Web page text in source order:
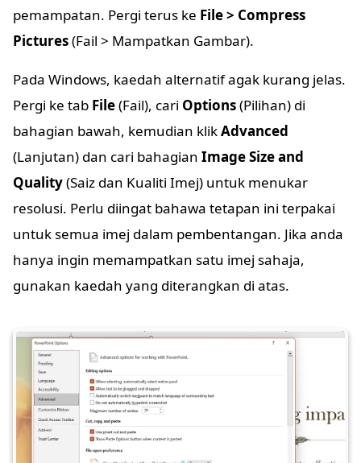
pemampatan. Pergi terus ke File > Compress
Pictures(Fail > Mampatkan Gambar).
Pada Windows, kaedah alternatif agak kurang jelas.
Pergi ke tab File(Fail), cari Options(Pilihan) di
bahagian bawah, kemudian klikAdvanced
(Lanjutan) dan cari bahagian Image Size and
Quality(Saiz dan Kualiti Imej) untuk menukar
resolusi. Perlu diingat bahawa tetapan ini terpakai
untuk semua imej dalam pembentangan. Jika anda
hanya ingin memampatkan satu imej sahaja,
gunakan kaedah yang diterangkan di atas.